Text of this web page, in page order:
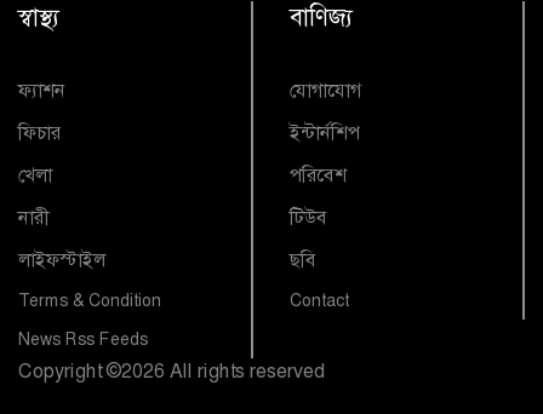
স্বাস্থ্য
ফ্যাশন
ফিচার
খেলা
নারী
লাইফস্টাইল
Terms & Condition
News Rss Feeds
বাণিজ্য
যোগাযোগ
ইন্টার্নশিপ
পরিবেশ
টিউব
ছবি
Contact
Copyright©2026 All rights reserved